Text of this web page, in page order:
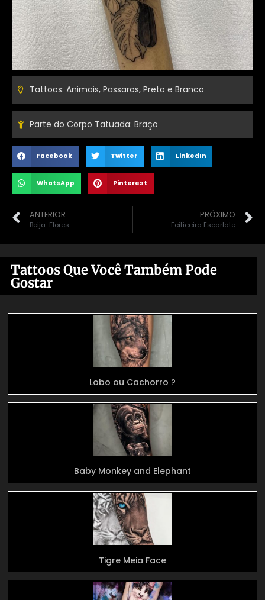
Tattoos: Animais, Passaros, Preto e Branco
Parte do Corpo Tatuada: Braço
Facebook Twitter LinkedIn
WhatsApp Pinterest
ANTERIOR
Beija-Flores
PRÓXIMO
Feiticeira Escarlate
Tattoos Que Você Também Pode
Gostar
Lobo ou Cachorro ?
Baby Monkey and Elephant
Tigre Meia Face